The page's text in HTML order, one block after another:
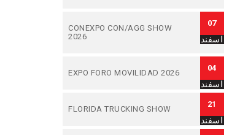
CONEXPO CON/AGG SHOW
2026
07
اسفند
EXPO FORO MOVILIDAD 2026
04
اسفند
FLORIDA TRUCKING SHOW
21
اسفند